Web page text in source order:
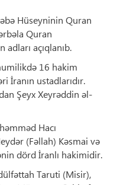
Hüseyninin Quran
Quran
açıqlanıb.
16 hakim
İranın ustadlarıdır.
Şeyx Xeyrəddin əl-
Hacı
(Fəllah) Kəsmai və
dörd İranlı hakimidir.
Taruti (Misir),